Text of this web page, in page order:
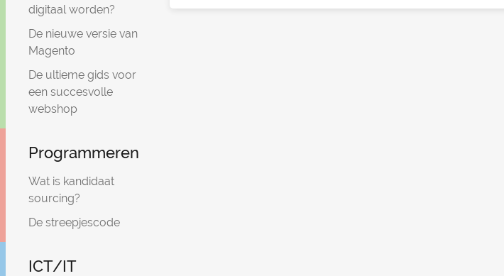
digitaal worden?
De nieuwe versie van
Magento
De ultieme gids voor
een succesvolle
webshop
Programmeren
Wat is kandidaat
sourcing?
De streepjescode
ICT/IT